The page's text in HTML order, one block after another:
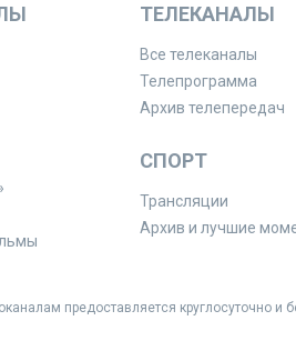
ТЕЛЕКАНАЛЫ
Все телеканалы
Телепрограмма
Архив телепередач
СПОРТ
Трансляции
Архив и лучшие
предоставляется круглосуточно и